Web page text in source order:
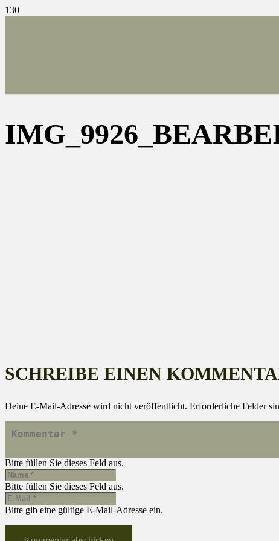
SCHREIBE EINEN
Deine E-Mail-Adresse wird nicht veröffentlicht. Erforderliche Felder
Bitte füllen Sie dieses Feld aus.
Bitte füllen Sie dieses Feld aus.
Bitte gib eine gültige E-Mail-Adresse ein.